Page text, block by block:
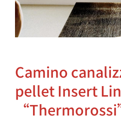
Camino
pellet Insert